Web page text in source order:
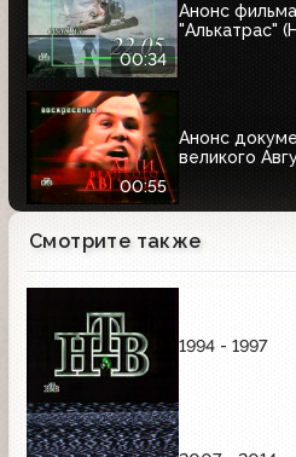
00:34
Анонс
"Алькатрас"
00:55
Анонс
великого
Смотрите также
1994 - 1997